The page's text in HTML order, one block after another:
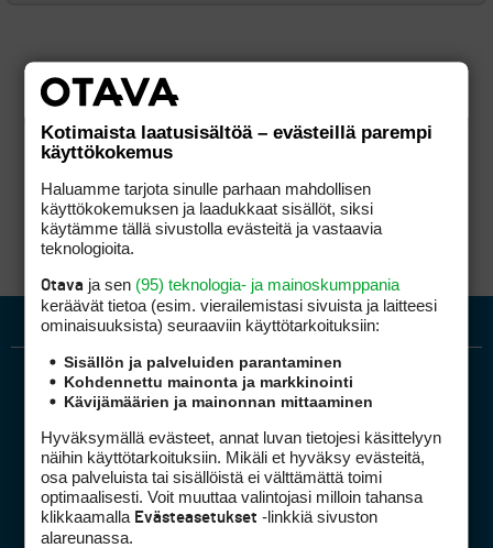
Golfpiste mediakortti
Kotimaista laatusisältöä – evästeillä parempi
käyttökokemus
Haluamme tarjota sinulle parhaan mahdollisen
käyttökokemuksen ja laadukkaat sisällöt, siksi
käytämme tällä sivustolla evästeitä ja vastaavia
teknologioita.
Otava ja sen (95) teknologia- ja mainoskumppania
keräävät tietoa (esim. vierailemis­tasi sivuista ja laitteesi
ominaisuuk­sista) seuraaviin käyttötarkoituksiin:
Sisällön ja palveluiden parantaminen
Kohdennettu mainonta ja markkinointi
Kävijämäärien ja mainonnan mittaaminen
Hyväksymällä evästeet, annat luvan tietojesi käsittelyyn
näihin käyttötarkoituksiin. Mikäli et hyväksy evästeitä,
osa palveluista tai sisällöistä ei välttämättä toimi
optimaalisesti. Voit muuttaa valintojasi milloin tahansa
klikkaamalla Evästeasetukset -linkkiä sivuston
alareunassa.